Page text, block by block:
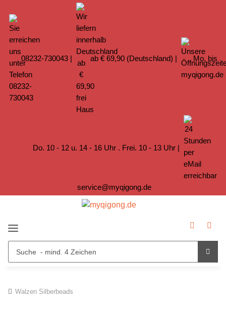
08232-730043| ab € 69,90 (Deutschland) | Mo. bis
Do. 10 - 12 u. 14 - 16 Uhr . Frei. 10 - 13 Uhr |
service@myqigong.de
Walzen Silberbeads